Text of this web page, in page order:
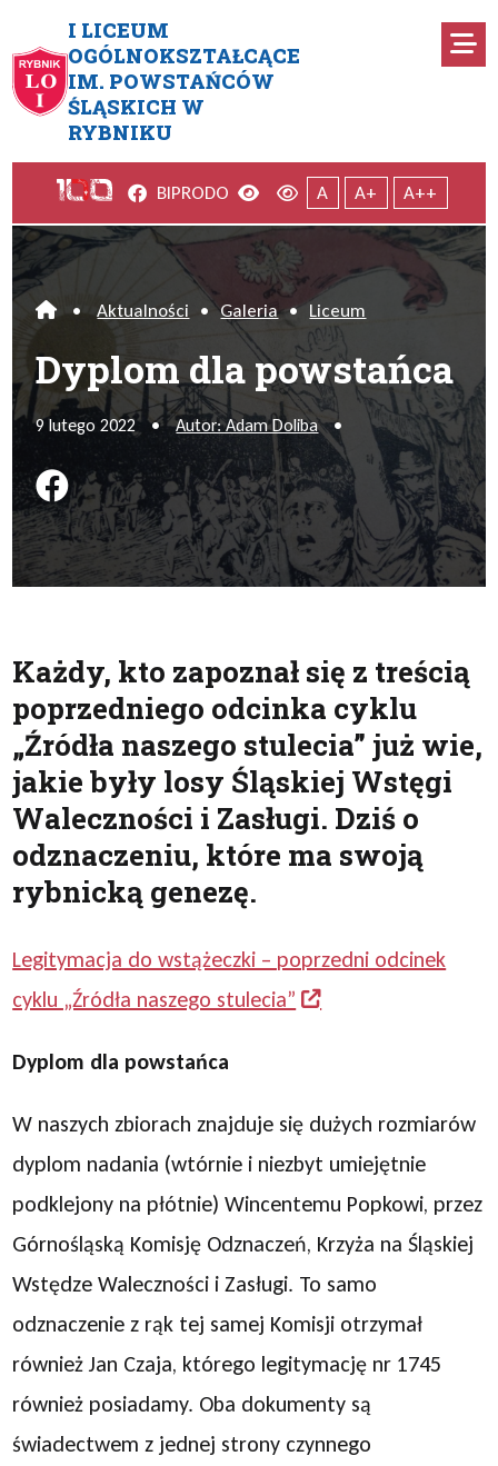
I LICEUM
OGÓLNOKSZTAŁCĄCE
IM. POWSTAŃCÓW
ŚLĄSKICH W
RYBNIKU
Dyplom dla powstańca
Facebook
BIPRODO Wersja kontrastowa
Wersja domyślna
A A+ A++
Home
• Aktualności • Galeria • Liceum
Dyplom dla powstańca
9 lutego 2022 • Autor: Adam Doliba •
Podziel się na FB
Każdy, kto zapoznał się z treścią
poprzedniego odcinka cyklu
„Źródła naszego stulecia” już wie,
jakie były losy Śląskiej Wstęgi
Waleczności i Zasługi. Dziś o
odznaczeniu, które ma swoją
rybnicką genezę.
Legitymacja do wstążeczki – poprzedni odcinek
cyklu „Źródła naszego stulecia”
Dyplom dla powstańca
W naszych zbiorach znajduje się dużych rozmiarów
dyplom nadania (wtórnie i niezbyt umiejętnie
podklejony na płótnie) Wincentemu Popkowi, przez
Górnośląską Komisję Odznaczeń, Krzyża na Śląskiej
Wstędze Waleczności i Zasługi. To samo
odznaczenie z rąk tej samej Komisji otrzymał
również Jan Czaja, którego legitymację nr 1745
również posiadamy. Oba dokumenty są
świadectwem z jednej strony czynnego